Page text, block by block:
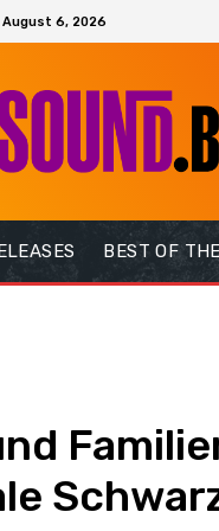
6, 2026
BEST OF